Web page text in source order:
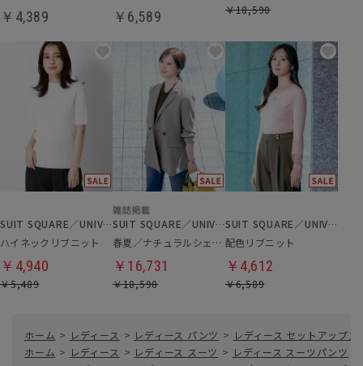
￥4,389 ￥6,589 ￥18,590
SUIT SQUARE／UNIVERSAL LANGUAGE／WHITE
ハイネックリブニット
￥4,940
￥5,489
SUIT SQUARE／UNIVERSAL LANGUAGE／WHITE
春夏／ナチュラルシェイプジャケット
￥16,731
￥18,590
SUIT SQUARE／UNIVERSAL LANGUAGE／WHITE
配色リブニット
￥4,612
￥6,589
ホーム > レディース > レディース パンツ > レディース セットアップ
ホーム > レディース > レディース スーツ > レディース スーツパンツ